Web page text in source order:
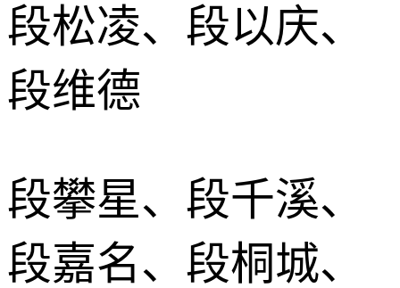
段松凌、段以庆、
段维德
段攀星、段千溪、
段嘉名、段桐城、